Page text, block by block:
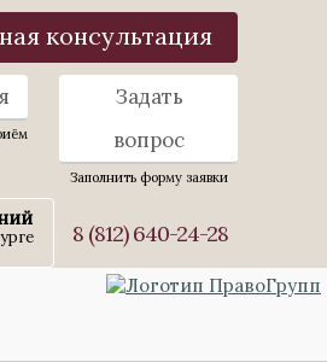
консультация
Задать
вопрос
Заполнить форму заявки
8 (812) 640-24-28